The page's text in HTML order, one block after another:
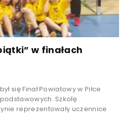
w finałach
się Finał Powiatowy w Piłce
Szkołę
reprezentowały uczennice